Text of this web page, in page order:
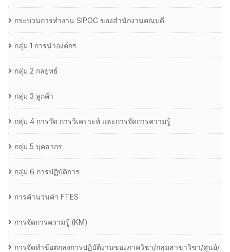
กระบวนการทำงาน SIPOC ของสำนักงานคณบดี
กลุ่ม 1 การนำองค์กร
กลุ่ม 2 กลยุทธ์
กลุ่ม 3 ลูกค้า
กลุ่ม 4 การวัด การวิเคราะห์ และการจัดการความรู้
กลุ่ม 5 บุคลากร
กลุ่ม 6 การปฏิบัติการ
การคำนวนค่า FTES
การจัดการความรู้ (KM)
การจัดทำข้อตกลงการปฏิบัติงานของภาควิชา/กลุ่มสาขาวิชา/ศูนย์/